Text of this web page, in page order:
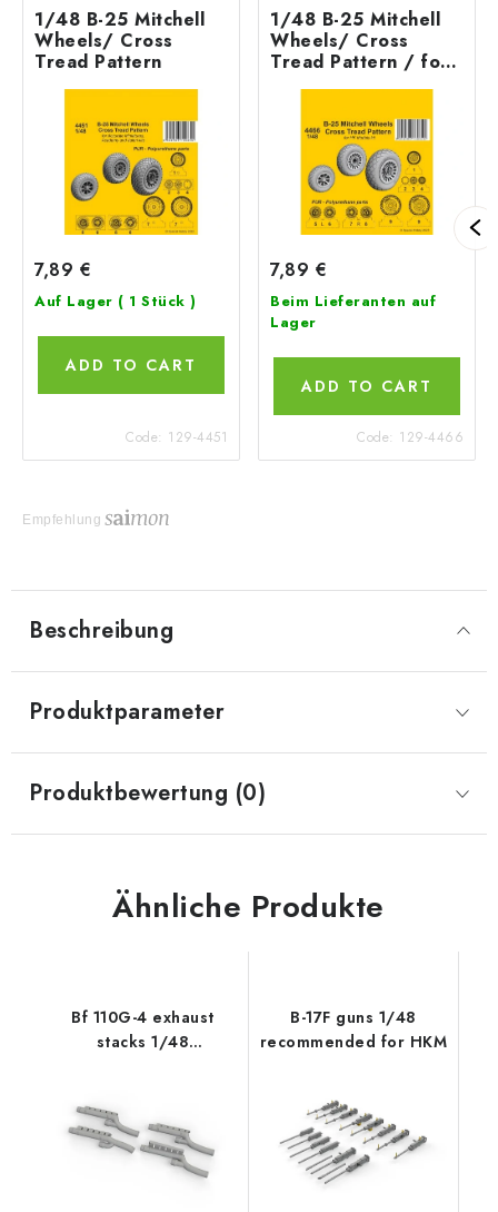
1/48 B-25 Mitchell
Wheels/ Cross
Tread Pattern
7,89 €
Auf Lager ( 1 Stück )
ADD TO CART
Code: 129-4451
1/48 B-25 Mitchell
Wheels/ Cross
Tread Pattern / for
HK kit
7,89 €
Beim Lieferanten auf
Lager
ADD TO CART
Code: 129-4466
Empfehlung
Beschreibung
Produktparameter
Produktbewertung (0)
Ähnliche Produkte
Bf 110G-4 exhaust
stacks 1/48
B-17F guns 1/48
recommended for HKM